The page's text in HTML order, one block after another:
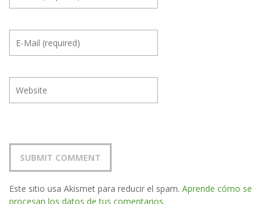
Este sitio usa Akismet para reducir el spam. Aprende cómo se
procesan los datos de tus comentarios.